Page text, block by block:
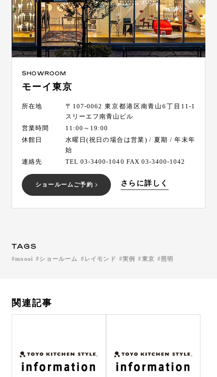
SHOWROOM
モーイ東京
所在地
〒107-0062 東京都港区南青山6丁目11-1
スリーエフ南青山ビル
営業時間
11:00～19:00
休館日
水曜日(祝日の場合は営業) / 夏期 / 年末年
始
連絡先
TEL 03-3400-1040 FAX 03-3400-1042
ショールームご予約 さらに詳しく
TAGS
moooi ショールーム レイモンド 実例 東京 照明
関連記事